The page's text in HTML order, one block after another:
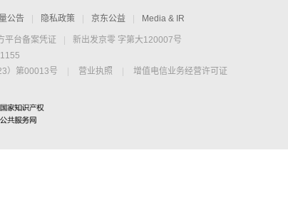
公告 隐私政策 京东公益 Media & IR
平台备案凭证
新出发京零 字第大120007号
）第00013号 营业执照
增值电信业务经营许可证